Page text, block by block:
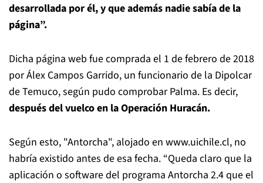
desarrollada por él, y que además nadie sabía de la
página”.
Dicha página web fue comprada el 1 de febrero de 2018
por Álex Campos Garrido, un funcionario de la Dipolcar
de Temuco, según pudo comprobar Palma. Es decir,
después del vuelco en la Operación Huracán.
Según esto, "Antorcha", alojado en www.uichile.cl, no
habría existido antes de esa fecha. “Queda claro que la
aplicación o software del programa Antorcha 2.4 que el